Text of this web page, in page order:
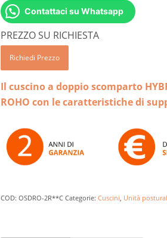
Contattaci su Whatsapp
PREZZO SU RICHIESTA
Richiedi Prezzo
Il cuscino a doppio scomparto
ROHO con le caratteristiche di
COD:OSDRO-2R**C Categorie:Cuscini, Unità